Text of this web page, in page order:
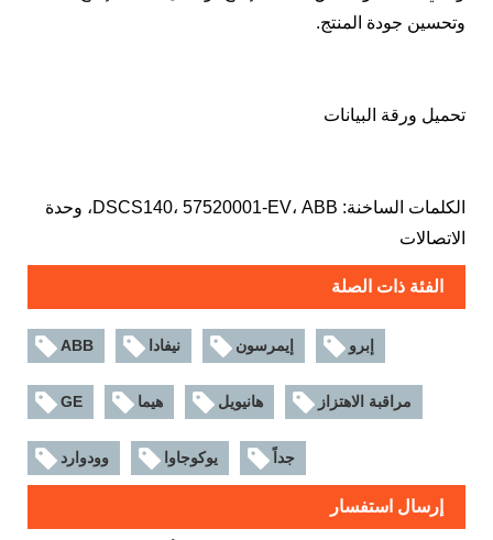
وتحسين جودة المنتج.
تحميل ورقة البيانات
الكلمات الساخنة: DSCS140، 57520001-EV، ABB، وحدة
الاتصالات
الفئة ذات الصلة
ABB نيفادا إيمرسون إبرو
GE هيما هانيويل مراقبة الاهتزاز
وودوارد يوكوجاوا جداً
إرسال استفسار